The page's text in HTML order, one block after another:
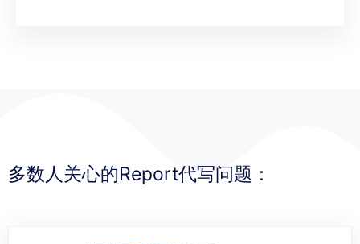
多数人关心的Report代写问题：